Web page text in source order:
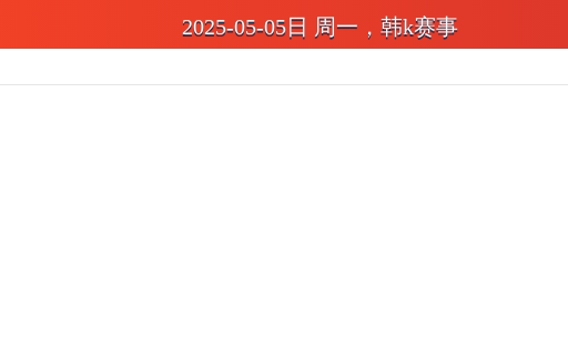
2025-05-05日 周一，韩k赛事